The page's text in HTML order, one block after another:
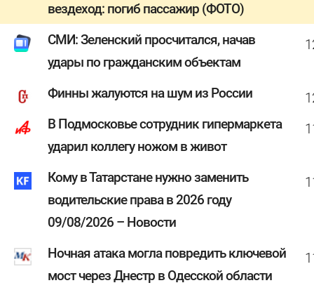
вездеход: погиб пассажир (ФОТО)
СМИ: Зеленский просчитался, начав
удары по гражданским объектам
Финны жалуются на шум из России
В Подмосковье сотрудник гипермаркета
ударил коллегу ножом в живот
Кому в Татарстане нужно заменить
водительские права в 2026 году
09/08/2026 – Новости
Ночная атака могла повредить ключевой
мост через Днестр в Одесской области